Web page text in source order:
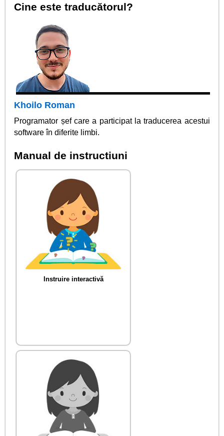
Cine este traducătorul?
Khoilo Roman
Programator șef care a participat la traducerea acestui
software în diferite limbi.
Manual de instructiuni
Instruire interactivă